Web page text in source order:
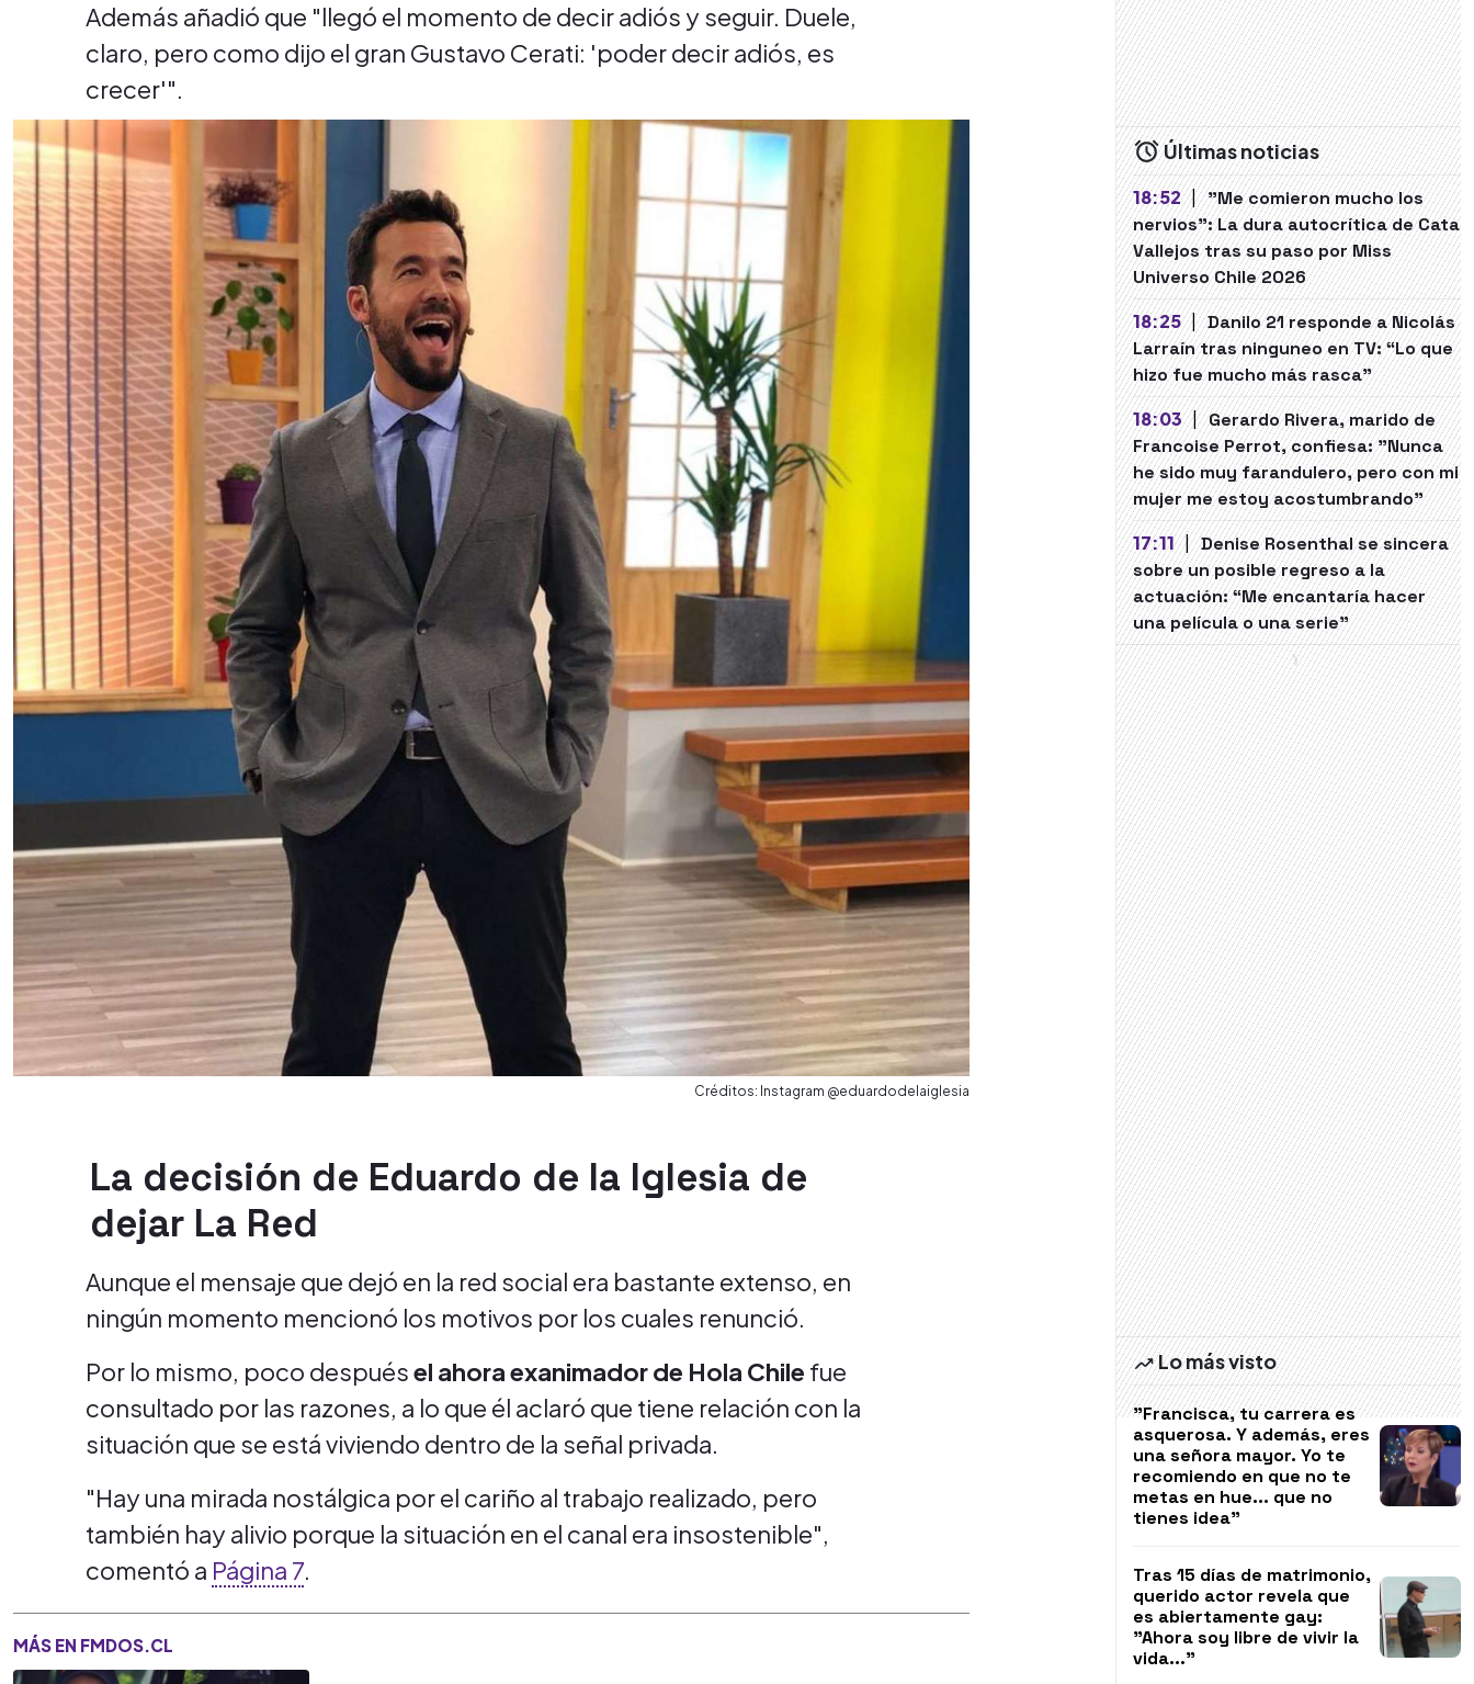
Además añadió que "llegó el momento de decir adiós y seguir. Duele,
claro, pero como dijo el gran Gustavo Cerati: 'poder decir adiós, es
crecer'".
Créditos: Instagram @eduardodelaiglesia
La decisión de Eduardo de la Iglesia de
dejar La Red
Aunque el mensaje que dejó en la red social era bastante extenso, en
ningún momento mencionó los motivos por los cuales renunció.
Por lo mismo, poco despuésel ahora exanimador de Hola Chile fue
consultado por las razones, a lo que él aclaró que tiene relación con la
situación que se está viviendo dentro de la señal privada.
"Hay una mirada nostálgica por el cariño al trabajo realizado, pero
también hay alivio porque la situación en el canal era insostenible",
comentó a Página 7.
MÁS EN FMDOS.CL
Últimas noticias
18:52 | "Me comieron mucho los
nervios": La dura autocrítica de Cata
Vallejos tras su paso por Miss
Universo Chile 2026
18:25 | Danilo 21 responde a Nicolás
Larraín tras ninguneo en TV: “Lo que
hizo fue mucho más rasca”
18:03 | Gerardo Rivera, marido de
Francoise Perrot, confiesa: "Nunca
he sido muy farandulero, pero con mi
mujer me estoy acostumbrando"
17:11 | Denise Rosenthal se sincera
sobre un posible regreso a la
actuación: “Me encantaría hacer
una película o una serie"
Lo más visto
"Francisca, tu carrera es
asquerosa. Y además, eres
una señora mayor. Yo te
recomiendo en que no te
metas en hue... que no
tienes idea"
Tras 15 días de matrimonio,
querido actor revela que
es abiertamente gay:
"Ahora soy libre de vivir la
vida..."